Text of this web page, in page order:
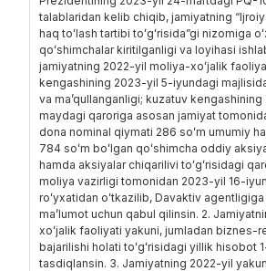
talablaridan kelib chiqib, jamiyatning
haq toʻlash tartibi toʻgʻrisida”gi nizomiga
qoʻshimchalar kiritilganligi va loyihasi
jamiyatning 2022-yil moliya-xoʻjalik
kengashining 2023-yil 5-iyundagi
va maʼqullanganligi; kuzatuv
maydagi qaroriga asosan jamiyat
dona nominal qiymati 286 soʻm umumiy
784 soʻm boʻlgan qoʻshimcha oddiy
hamda aksiyalar chiqarilivi toʻgʻrisidagi
moliya vazirligi tomonidan 2023-yil 16-
roʻyxatidan oʻtkazilib, Davaktiv
maʼlumot uchun qabul qilinsin. 2.
xoʻjalik faoliyati yakuni, jumladan biznes-
bajarilishi holati toʻgʻrisidagi yillik hisobot
tasdiqlansin. 3. Jamiyatning 2022-yil